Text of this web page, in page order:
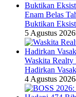
Enam Belas
Buktikan
5 Agustus 2026
Waskita
Hadirkan
4 Agustus 2026